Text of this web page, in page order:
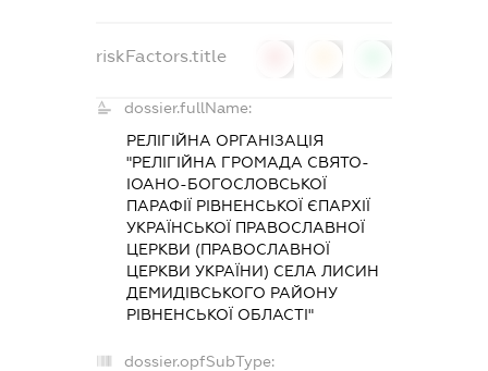
riskFactors.title
dossier.fullName:
РЕЛІГІЙНА ОРГАНІЗАЦІЯ
"РЕЛІГІЙНА ГРОМАДА СВЯТО-
ІОАНО-БОГОСЛОВСЬКОЇ
ПАРАФІЇ РІВНЕНСЬКОЇ ЄПАРХІЇ
УКРАЇНСЬКОЇ ПРАВОСЛАВНОЇ
ЦЕРКВИ (ПРАВОСЛАВНОЇ
ЦЕРКВИ УКРАЇНИ) СЕЛА ЛИСИН
ДЕМИДІВСЬКОГО РАЙОНУ
РІВНЕНСЬКОЇ ОБЛАСТІ"
dossier.opfSubType: